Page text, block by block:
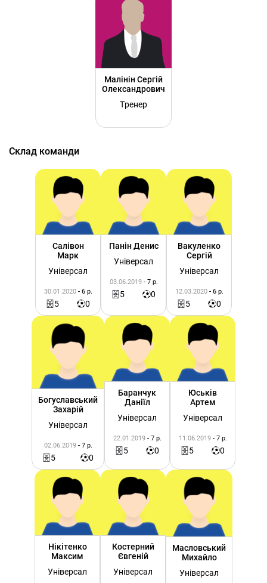
Малінін Сергій
Олександрович
Тренер
Склад команди
Салівон
Марк
Універсал
30.01.2020 - 6 р.
5 0
Панін Денис
Універсал
03.06.2019 - 7 р.
5 0
Вакуленко
Сергій
Універсал
12.03.2020 - 6 р.
5 0
Богуславський
Захарій
Універсал
02.06.2019 - 7 р.
5 0
Баранчук
Даніїл
Універсал
22.01.2019 - 7 р.
5 0
Юськів
Артем
Універсал
11.06.2019 - 7 р.
5 0
Нікітенко
Максим
Універсал
Костерний
Євгеній
Універсал
Масловський
Михайло
Універсал